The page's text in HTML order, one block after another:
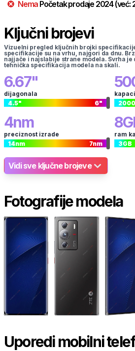
Nema Početak prodaje 2024(već:
Ključni brojevi
Vizuelni pregled ključnih brojki
specifikacije su na vrhu, najgori da dnu.
najjače i najslabije strane modela. Svrha je
tehnička specifikacija modela na skali.
6.67"
dijagonala
4.5" 6"
2000
4nm
preciznost izrade
14nm 7nm
8
ram
3GB
Vidi sve ključne brojeve
Fotografije modela
Uporedi mobilni